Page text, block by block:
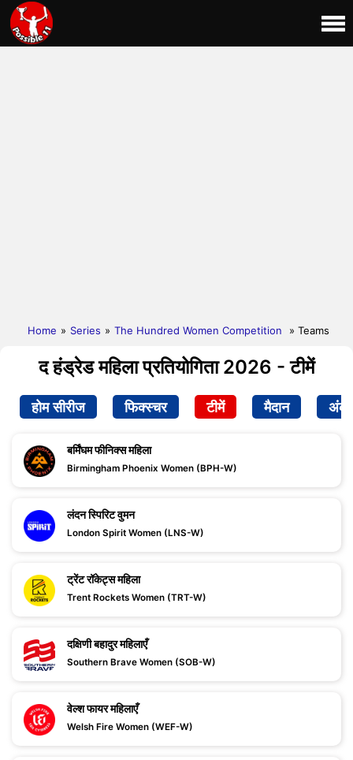
Home » Series » The Hundred Women Competition » Teams
द हंड्रेड महिला प्रतियोगिता 2026 - टीमें
होम सीरीज फिक्स्चर टीमें मैदान अंक
बर्मिंघम फीनिक्स महिला
Birmingham Phoenix Women (BPH-W)
लंदन स्पिरिट वुमन
London Spirit Women (LNS-W)
ट्रेंट रॉकेट्स महिला
Trent Rockets Women (TRT-W)
दक्षिणी बहादुर महिलाएँ
Southern Brave Women (SOB-W)
वेल्श फायर महिलाएँ
Welsh Fire Women (WEF-W)